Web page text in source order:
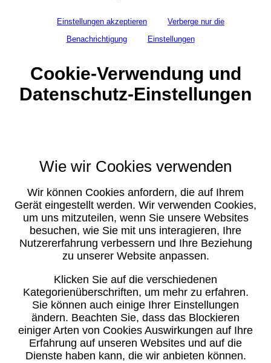
Einstellungen akzeptieren
Verberge nur die
Benachrichtigung
Einstellungen
Cookie-Verwendung und
Datenschutz-Einstellungen
Wie wir Cookies verwenden
Wir können Cookies anfordern, die auf Ihrem
Gerät eingestellt werden. Wir verwenden Cookies,
um uns mitzuteilen, wenn Sie unsere Websites
besuchen, wie Sie mit uns interagieren, Ihre
Nutzererfahrung verbessern und Ihre Beziehung
zu unserer Website anpassen.
Klicken Sie auf die verschiedenen
Kategorienüberschriften, um mehr zu erfahren.
Sie können auch einige Ihrer Einstellungen
ändern. Beachten Sie, dass das Blockieren
einiger Arten von Cookies Auswirkungen auf Ihre
Erfahrung auf unseren Websites und auf die
Dienste haben kann, die wir anbieten können.